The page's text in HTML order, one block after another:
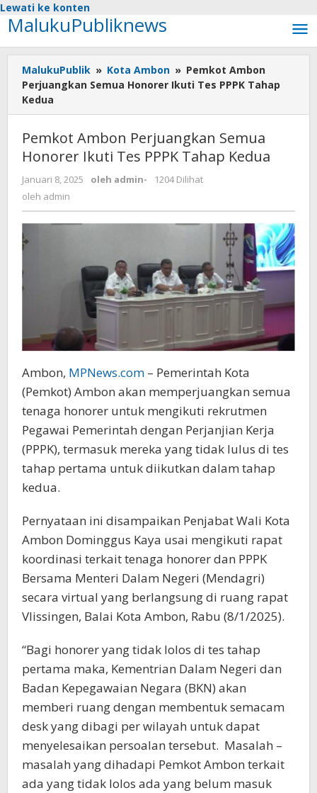
Lewati ke konten
MalukuPubliknews
MalukuPublik » Kota Ambon » Pemkot Ambon
Perjuangkan Semua Honorer Ikuti Tes PPPK Tahap
Kedua
Pemkot Ambon Perjuangkan Semua
Honorer Ikuti Tes PPPK Tahap Kedua
Januari 8, 2025 oleh admin-
1204 Dilihat
oleh admin
Ambon, MPNews.com – Pemerintah Kota
(Pemkot) Ambon akan memperjuangkan semua
tenaga honorer untuk mengikuti rekrutmen
Pegawai Pemerintah dengan Perjanjian Kerja
(PPPK), termasuk mereka yang tidak lulus di tes
tahap pertama untuk diikutkan dalam tahap
kedua.
Pernyataan ini disampaikan Penjabat Wali Kota
Ambon Dominggus Kaya usai mengikuti rapat
koordinasi terkait tenaga honorer dan PPPK
Bersama Menteri Dalam Negeri (Mendagri)
secara virtual yang berlangsung di ruang rapat
Vlissingen, Balai Kota Ambon, Rabu (8/1/2025).
“Bagi honorer yang tidak lolos di tes tahap
pertama maka, Kementrian Dalam Negeri dan
Badan Kepegawaian Negara (BKN) akan
memberi ruang dengan membentuk semacam
desk yang dibagi per wilayah untuk dapat
menyelesaikan persoalan tersebut. Masalah –
masalah yang dihadapi Pemkot Ambon terkait
ada yang tidak lolos ada yang belum masuk